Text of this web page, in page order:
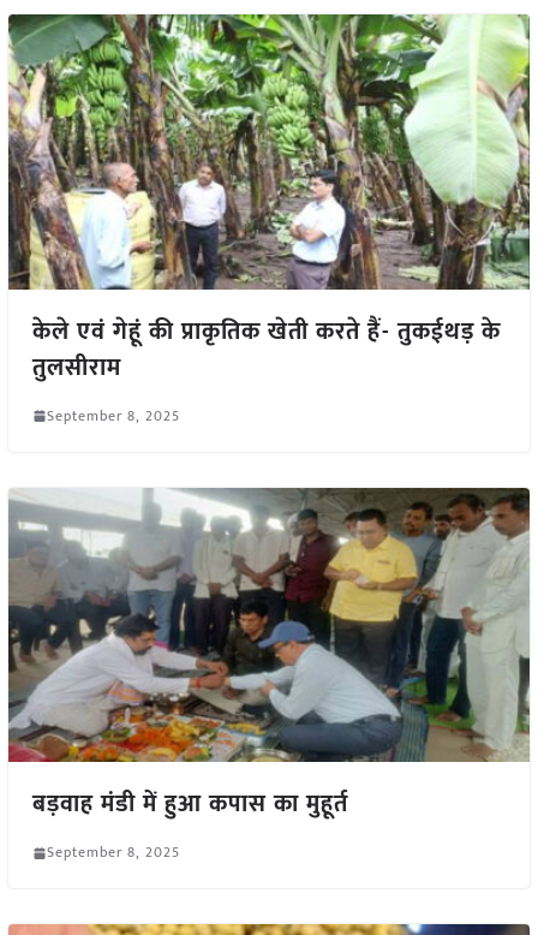
केले एवं गेहूं की प्राकृतिक खेती करते हैं- तुकईथड़ के
तुलसीराम
September 8, 2025
बड़वाह मंडी में हुआ कपास का मुहूर्त
September 8, 2025